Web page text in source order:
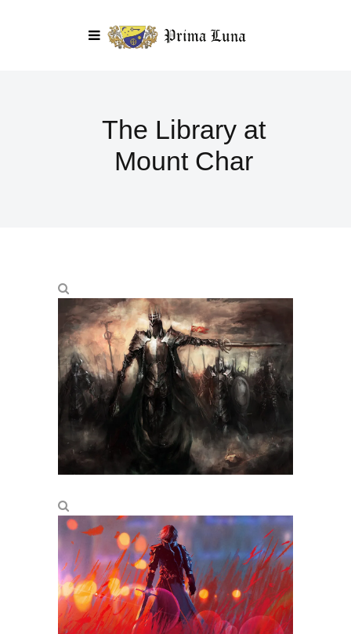
The Library at
Mount Char